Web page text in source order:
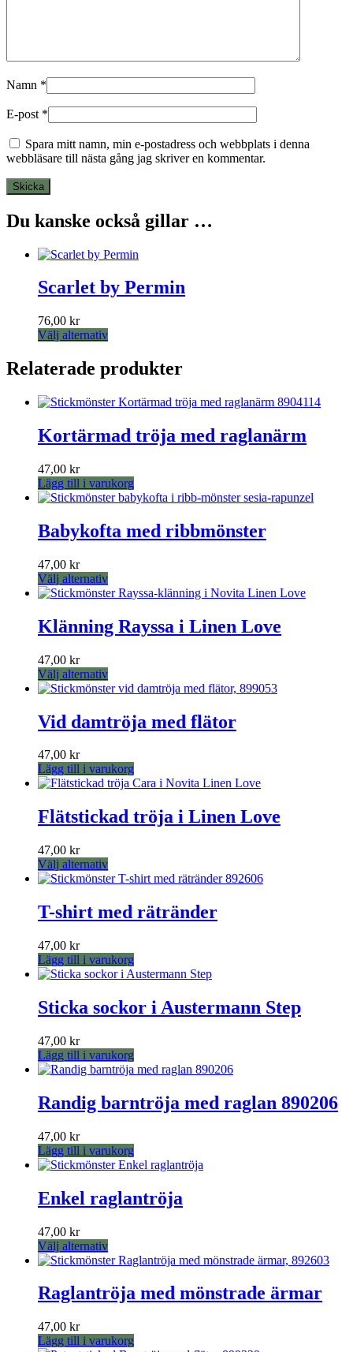
Namn *
E-post *
Spara mitt namn, min e-postadress och webbplats i denna
webbläsare till nästa gång jag skriver en kommentar.
Du kanske också gillar …
Scarlet by Permin
76,00 kr
Välj alternativDen
produkten
har
varianter.
olika
alternativen
väljas
på
produktsidan
Relaterade produkter
Kortärmad tröja med raglanärm
47,00 kr
Lägg till i varukorg
Babykofta med ribbmönster
47,00 kr
Välj alternativDen
här
har
flera
olika
alternativen
väljas
på
Klänning Rayssa i Linen Love
47,00 kr
Välj alternativDen
här
har
flera
olika
alternativen
väljas
på
Vid damtröja med flätor
47,00 kr
Lägg till i varukorg
Flätstickad tröja i Linen Love
47,00 kr
Välj alternativDen
här
flera
olika
alternativen
väljas
på
T-shirt med rätränder
47,00 kr
Lägg till i varukorg
Sticka sockor i Austermann Step
47,00 kr
Lägg till i varukorg
Randig barntröja med raglan 890206
47,00 kr
Lägg till i varukorg
Enkel raglantröja
47,00 kr
Välj alternativDen
här
har
flera
olika
Raglantröja med mönstrade ärmar
47,00 kr
Lägg till i varukorg